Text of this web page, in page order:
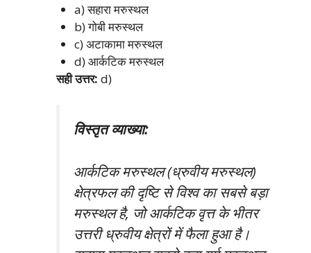
a) सहारा मरुस्थल
b) गोबी मरुस्थल
c) अटाकामा मरुस्थल
d) आर्कटिक मरुस्थल
सही उत्तर: d)
विस्तृत व्याख्या:
आर्कटिक मरुस्थल (ध्रुवीय मरुस्थल)
क्षेत्रफल की दृष्टि से विश्व का सबसे बड़ा
मरुस्थल है, जो आर्कटिक वृत्त के भीतर
उत्तरी ध्रुवीय क्षेत्रों में फैला हुआ है।